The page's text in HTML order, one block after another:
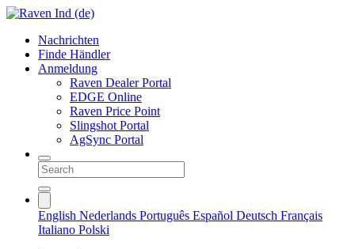
Nachrichten
Finde Händler
Anmeldung
Raven Dealer Portal
EDGE Online
Raven Price Point
Slingshot Portal
AgSync Portal
English Nederlands Português Español Deutsch Français
Italiano Polski